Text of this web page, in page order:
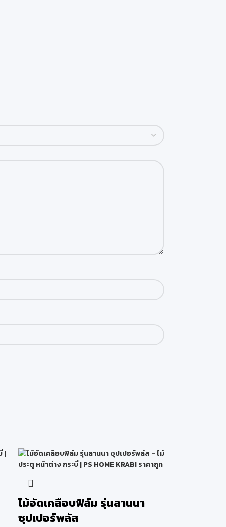
ไม้อัดเคลือบฟิล์ม รุ่นลานนา
ซุปเปอร์พลัส